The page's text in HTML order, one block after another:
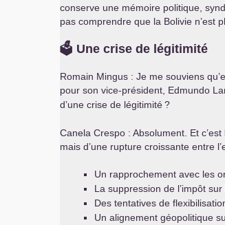
conserve une mémoire politique,
pas comprendre que la Bolivie n’est
🗳️ Une crise de légitimité
Romain Mingus : Je me souviens
pour son vice-président, Edmundo
d’une crise de légitimité?
Canela Crespo : Absolument. Et
mais d’une rupture croissante entre
Un rapprochement avec les
La suppression de l’impôt
Des tentatives de
Un alignement géopolitique